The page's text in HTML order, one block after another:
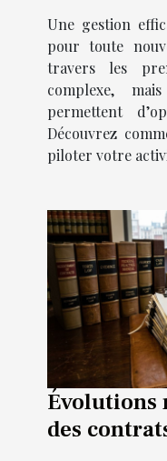
Une gestion
pour toute
travers les
complexe,
permettent
Découvrez
piloter votre
Évolutions
des